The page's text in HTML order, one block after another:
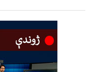
د خصوصي سکټور غړيو هم ويلي، د
جدي اړتیا ده.
دوی ټینګار کړی؛ په هېواد کې د
پانګونې بهیر باید چټک شي، چې